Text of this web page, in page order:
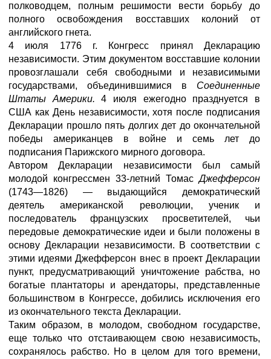
полководцем, полным решимости вести борьбу до
полного освобождения восставших колоний от
английского гнета.
4 июля 1776 г. Конгресс принял Декларацию
независимости. Этим документом восставшие колонии
провозглашали себя свободными и независимыми
государствами, объединившимися в Соединенные
Штаты Америки.4 июля ежегодно празднуется в
США как День независимости, хотя после подписания
Декларации прошло пять долгих дет до окончательной
победы американцев в войне и семь лет до
подписания Парижского мирного договора.
Автором Декларации независимости был самый
молодой конгрессмен 33-летний ТомасДжефферсон
(1743—1826) — выдающийся демократический
деятель американской революции, ученик и
последователь французских просветителей, чьи
передовые демократические идеи и были положены в
основу Декларации независимости. В соответствии с
этими идеями Джефферсон внес в проект Декларации
пункт, предусматривающий уничтожение рабства, но
богатые плантаторы и арендаторы, представленные
большинством в Конгрессе, добились исключения его
из окончательного текста Декларации.
Таким образом, в молодом, свободном государстве,
еще только что отстаивающем свою независимость,
сохранялось рабство. Но в целом для того времени,